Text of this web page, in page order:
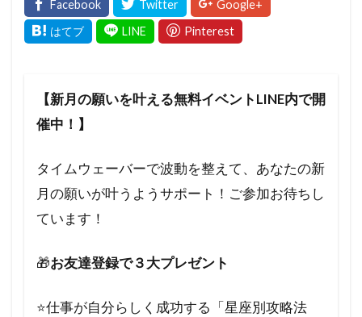
【新月の願いを叶える無料イベントLINE内で開
催中！】
タイムウェーバーで波動を整えて、あなたの新
月の願いが叶うようサポート！ご参加お待ちし
ています！
🎁お友達登録で３大プレゼント
⭐️仕事が自分らしく成功する「星座別攻略法